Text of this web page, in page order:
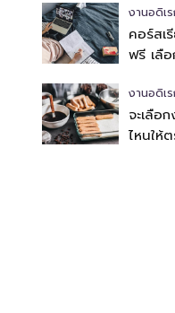
งานอดิเ
คอร์สเ
ฟรี เลือ
งานอดิเ
จะเลือ
ไหนให้